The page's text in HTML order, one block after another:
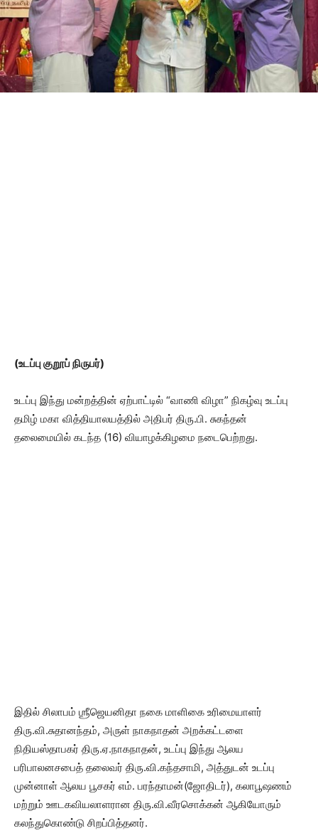
(உடப்பு குறூப் நிருபர்)
உடப்பு இந்து மன்றத்தின் ஏற்பாட்டில் “வாணி விழா” நிகழ்வு உடப்பு
தமிழ் மகா வித்தியாலயத்தில் அதிபர் திரு.பி. சுகந்தன்
தலைமையில் கடந்த (16) வியாழக்கிழமை நடைபெற்றது.
இதில் சிலாபம் ஶ்ரீஜெயனிதா நகை மாளிகை உரிமையாளர்
திரு.வி.சுதானந்தம், அருள் நாகநாதன் அறக்கட்டளை
நிதியஸ்தாபகர் திரு.ஏ.நாகநாதன், உடப்பு இந்து ஆலய
பரிபாலனசபைத் தலைவர் திரு.வி.கந்தசாமி, அத்துடன் உடப்பு
முன்னாள் ஆலய பூசகர் எம். பரந்தாமன்(ஜோதிடர்), கலாபூஷணம்
மற்றும் ஊடகவியலாளரான திரு.வி.வீரசொக்கன் ஆகியோரும்
கலந்துகொண்டு சிறப்பித்தனர்.